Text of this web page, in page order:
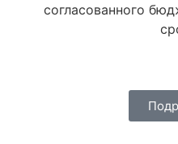
согласованного